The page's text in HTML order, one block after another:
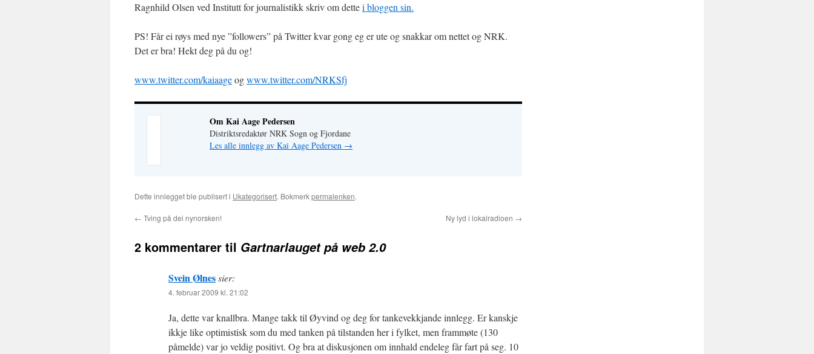
Ragnhild Olsen ved Institutt for journalistikk skriv om dettei bloggen sin.
PS! Får ei røys med nye ”followers” på Twitter kvar gong eg er ute og snakkar om nettet og NRK.
Det er bra! Hekt deg på du og!
www.twitter.com/kaiaageogwww.twitter.com/NRKSfj
Om Kai Aage Pedersen
Distriktsredaktør NRK Sogn og Fjordane
Les alle innlegg av Kai Aage Pedersen →
Dette innlegget ble publisert i Ukategorisert. Bokmerkpermalenken.
← Tving på dei nynorsken! Ny lyd i lokalradioen →
2 kommentarer til Gartnarlauget på web 2.0
Svein Ølnessier:
4. februar 2009 kl. 21:02
Ja, dette var knallbra. Mange takk til Øyvind og deg for tankevekkjande innlegg. Er kanskje
ikkje like optimistisk som du med tanken på tilstanden her i fylket, men frammøte (130
påmelde) var jo veldig positivt. Og bra at diskusjonen om innhald endeleg får fart på seg. 10